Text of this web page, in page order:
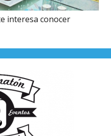
interesa conocer